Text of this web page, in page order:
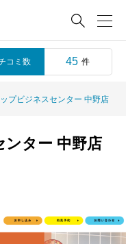

コミ数 45 件
プビジネスセンター 中野店
ター 中野店